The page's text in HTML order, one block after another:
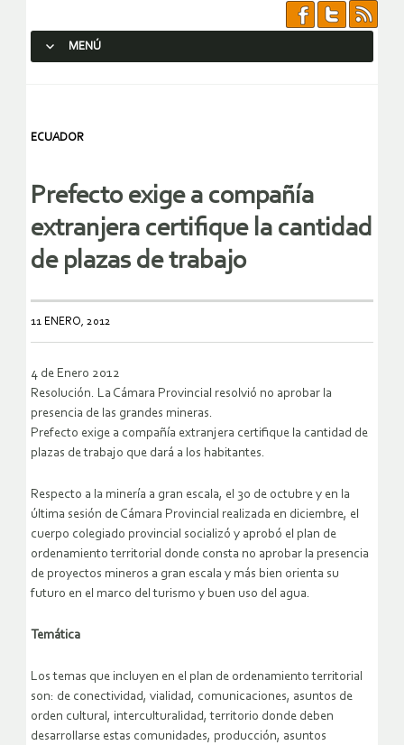
MENÚ
ECUADOR
Prefecto exige a compañía
extranjera certifique la cantidad
de plazas de trabajo
11 ENERO, 2012
4 de Enero 2012
Resolución. La Cámara Provincial resolvió no aprobar la
presencia de las grandes mineras.
Prefecto exige a compañía extranjera certifique la cantidad de
plazas de trabajo que dará a los habitantes.
Respecto a la minería a gran escala, el 30 de octubre y en la
última sesión de Cámara Provincial realizada en diciembre, el
cuerpo colegiado provincial socializó y aprobó el plan de
ordenamiento territorial donde consta no aprobar la presencia
de proyectos mineros a gran escala y más bien orienta su
futuro en el marco del turismo y buen uso del agua.
Temática
Los temas que incluyen en el plan de ordenamiento territorial
son: de conectividad, vialidad, comunicaciones, asuntos de
orden cultural, interculturalidad, territorio donde deben
desarrollarse estas comunidades, producción, asuntos